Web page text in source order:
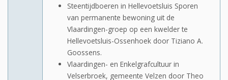
Steentijdboeren in Hellevoetsluis Sporen
van permanente bewoning uit de
Vlaardingen-groep op een kwelder te
Hellevoetsluis-Ossenhoek door Tiziano A.
Goossens.
Vlaardingen- en Enkelgrafcultuur in
Velserbroek, gemeente Velzen door Theo